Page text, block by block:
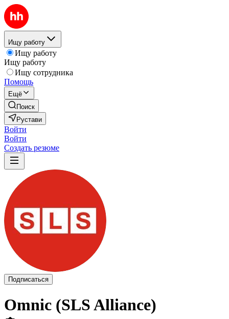
Ищу работу
Ищу работу
Ищу работу
Ищу сотрудника
Помощь
Ещё
Поиск
Рустави
Войти
Войти
Создать резюме
Подписаться
Omnic (SLS Alliance)